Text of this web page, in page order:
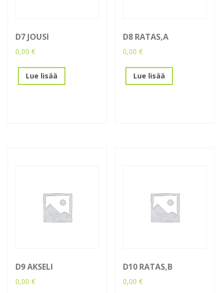
D7 JOUSI
0,00 €
Lue lisää
D8 RATAS,A
0,00€
Lue lisää
D9 AKSELI
0,00 €
D10 RATAS,B
0,00€